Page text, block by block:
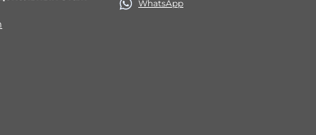
WhatsApp